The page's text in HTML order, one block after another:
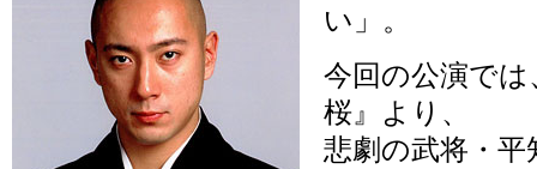
い」。
今回の公演で
桜』より、
悲劇の武将・